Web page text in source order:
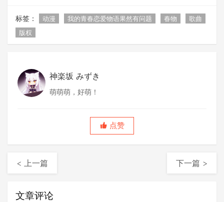
标签： 动漫 我的青春恋爱物语果然有问题 春物
歌曲
版权
神楽坂 みずき
萌萌萌，好萌！
点赞
< 上一篇 下一篇 >
文章评论